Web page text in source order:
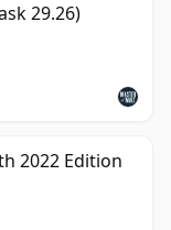
29.26)
2022 Edition